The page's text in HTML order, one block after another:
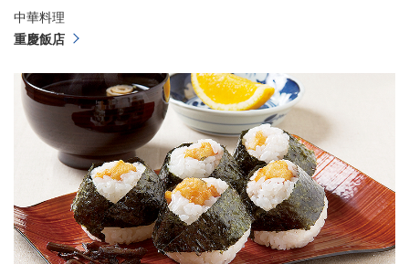
中華料理
重慶飯店